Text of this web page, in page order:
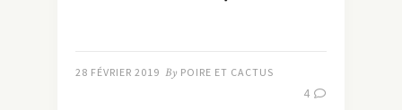
28 FÉVRIER 2019 By POIRE ET CACTUS
4